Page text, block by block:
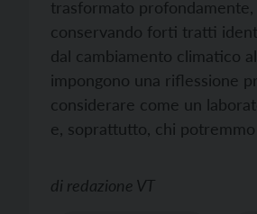
trasformato
conservando forti tratti
dal cambiamento climatico
impongono una riflessione
considerare come un
e, soprattutto, chi
di redazione VT